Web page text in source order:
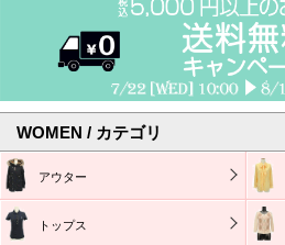
WOMEN / カテゴリ
アウター
トップス